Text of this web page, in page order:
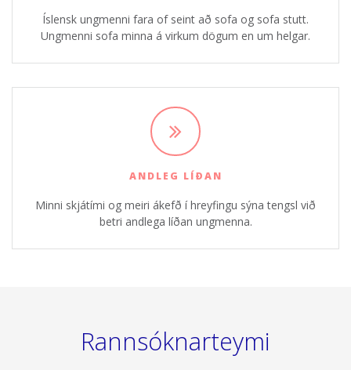
Íslensk ungmenni fara of seint að sofa og sofa stutt.
Ungmenni sofa minna á virkum dögum en um helgar.
ANDLEG LÍÐAN
Minni skjátími og meiri ákefð í hreyfingu sýna tengsl við
betri andlega líðan ungmenna.
Rannsóknarteymi